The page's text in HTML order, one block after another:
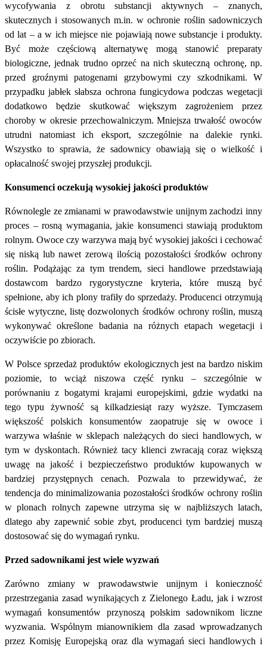
wycofywania z obrotu substancji aktywnych – znanych,
skutecznych i stosowanych m.in. w ochronie roślin sadowniczych
od lat – a w ich miejsce nie pojawiają nowe substancje i produkty.
Być może częściową alternatywę mogą stanowić preparaty
biologiczne, jednak trudno oprzeć na nich skuteczną ochronę, np.
przed groźnymi patogenami grzybowymi czy szkodnikami. W
przypadku jabłek słabsza ochrona fungicydowa podczas wegetacji
dodatkowo będzie skutkować większym zagrożeniem przez
choroby w okresie przechowalniczym. Mniejsza trwałość owoców
utrudni natomiast ich eksport, szczególnie na dalekie rynki.
Wszystko to sprawia, że sadownicy obawiają się o wielkość i
opłacalność swojej przyszłej produkcji.
Konsumenci oczekują wysokiej jakości produktów
Równolegle ze zmianami w prawodawstwie unijnym zachodzi inny
proces – rosną wymagania, jakie konsumenci stawiają produktom
rolnym. Owoce czy warzywa mają być wysokiej jakości i cechować
się niską lub nawet zerową ilością pozostałości środków ochrony
roślin. Podążając za tym trendem, sieci handlowe przedstawiają
dostawcom bardzo rygorystyczne kryteria, które muszą być
spełnione, aby ich plony trafiły do sprzedaży. Producenci otrzymują
ścisłe wytyczne, listę dozwolonych środków ochrony roślin, muszą
wykonywać określone badania na różnych etapach wegetacji i
oczywiście po zbiorach.
W Polsce sprzedaż produktów ekologicznych jest na bardzo niskim
poziomie, to wciąż niszowa część rynku – szczególnie w
porównaniu z bogatymi krajami europejskimi, gdzie wydatki na
tego typu żywność są kilkadziesiąt razy wyższe. Tymczasem
większość polskich konsumentów zaopatruje się w owoce i
warzywa właśnie w sklepach należących do sieci handlowych, w
tym w dyskontach. Również tacy klienci zwracają coraz większą
uwagę na jakość i bezpieczeństwo produktów kupowanych w
bardziej przystępnych cenach. Pozwala to przewidywać, że
tendencja do minimalizowania pozostałości środków ochrony roślin
w plonach rolnych zapewne utrzyma się w najbliższych latach,
dlatego aby zapewnić sobie zbyt, producenci tym bardziej muszą
dostosować się do wymagań rynku.
Przed sadownikami jest wiele wyzwań
Zarówno zmiany w prawodawstwie unijnym i konieczność
przestrzegania zasad wynikających z Zielonego Ładu, jak i wzrost
wymagań konsumentów przynoszą polskim sadownikom liczne
wyzwania. Wspólnym mianownikiem dla zasad wprowadzanych
przez Komisję Europejską oraz dla wymagań sieci handlowych i